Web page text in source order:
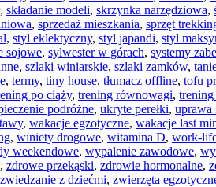
, składanie modeli, skrzynka narzędziowa,
, sprzedaż mieszkania, sprzęt
, styl eklektyczny, styl japandi, styl
sojowe, sylwester w górach, systemy
, szlaki winiarskie, szlaki zamków,
, termy, tiny house, tłumacz offline, tofu
po ciąży, trening równowagi,
podróżne, ukryte perełki, uprawa
, wakacje egzotyczne, wakacje last
, winiety drogowe, witamina D, work-
weekendowe, wypalenie zawodowe,
, zdrowe przekąski, zdrowie hormonalne,
zwiedzanie z dziećmi, zwierzęta